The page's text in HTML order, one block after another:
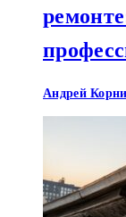
Андрей